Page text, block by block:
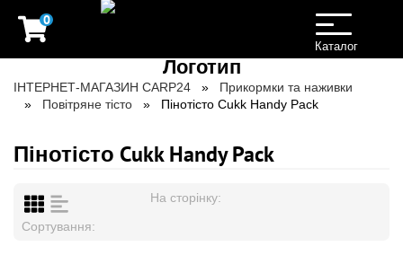
0
Toggle
navigation
Каталог
ІНТЕРНЕТ-МАГАЗИН CARP24
Прикормки та наживки
Повітряне тісто
Пінотісто Cukk Handy Pack
Пінотісто Cukk Handy Pack
На сторінку:
Сортування: